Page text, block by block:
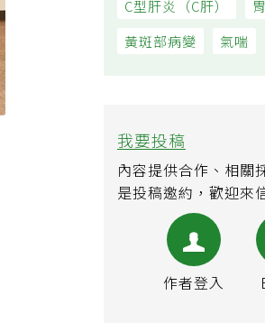
C型肝炎（C肝）
黃斑部病變
我要投稿
內容提供合作、相關
是投稿邀約，歡迎來